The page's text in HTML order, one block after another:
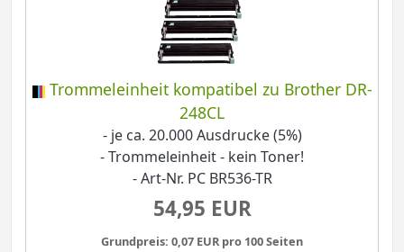
Trommeleinheit kompatibel zu Brother DR-
248CL
- je ca. 20.000 Ausdrucke (5%)
- Trommeleinheit - kein Toner!
- Art-Nr. PC BR536-TR
54,95 EUR
Grundpreis: 0,07 EUR pro 100 Seiten